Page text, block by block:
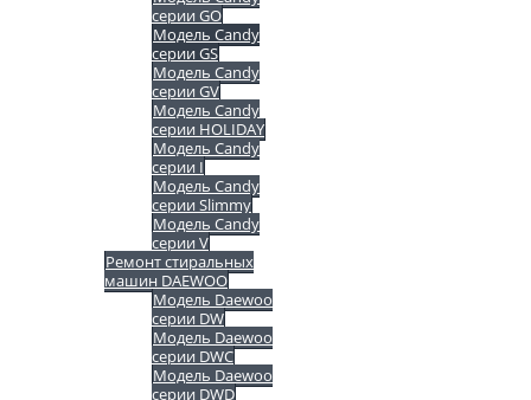
серии GO
Модель Candy
серии GS
Модель Candy
серии GV
Модель Candy
серии HOLIDAY
Модель Candy
серии I
Модель Candy
серии Slimmy
Модель Candy
серии V
Ремонт стиральных
машин DAEWOO
Модель Daewoo
серии DW
Модель Daewoo
серии DWC
Модель Daewoo
серии DWD